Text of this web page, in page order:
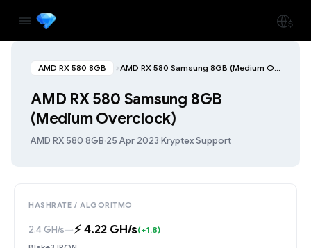
AMD RX 580 8GB AMD RX 580 Samsung 8GB (Medium Overclock)
AMD RX 580 Samsung 8GB
(Medium Overclock)
AMD RX 580 8GB·25 Apr 2023·Kryptex Support
HASHRATE / ALGORITMO
2.4 GH/s→⚡️ 4.22 GH/s(+1.8)